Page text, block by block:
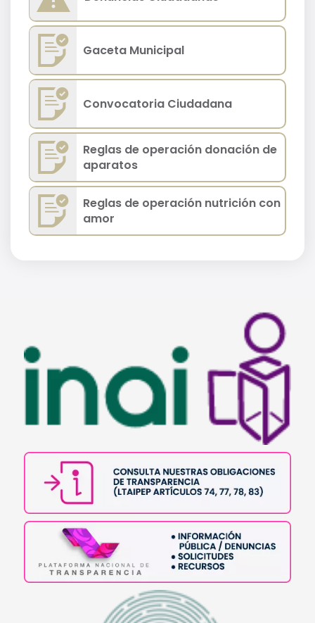
Gaceta Municipal
Convocatoria Ciudadana
Reglas de operación donación de
aparatos
Reglas de operación nutrición con
amor